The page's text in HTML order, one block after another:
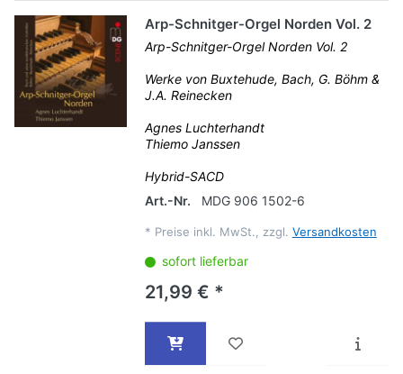
Arp-Schnitger-Orgel Norden Vol. 2
Arp-Schnitger-Orgel Norden Vol. 2
Werke von Buxtehude, Bach, G. Böhm &
J.A. Reinecken
Agnes Luchterhandt
Thiemo Janssen
Hybrid-SACD
Art.-Nr.
MDG 906 1502-6
* Preise inkl. MwSt., zzgl. Versandkosten
sofort lieferbar
21,99 € *